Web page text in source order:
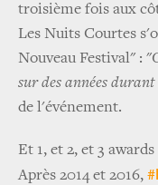
troisième fois aux
Les Nuits Courtes
Nouveau Festival" : "
sur des années durant
de l'événement.
Et 1, et 2, et 3 awards
Après 2014 et 2016,